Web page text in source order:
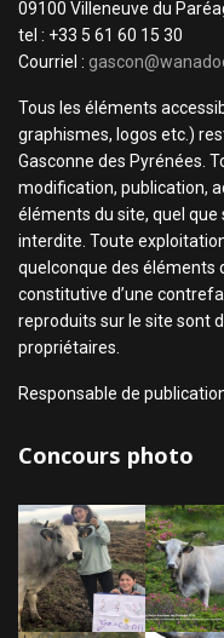
09100 Villeneuve du
tel : +33 5 61 60 15 30
Courriel :
Tous les éléments
graphismes, logos etc.)
Gasconne des Pyrénées.
modification, publication,
éléments du site, quel
interdite. Toute
quelconque des éléments
constitutive d’une
reproduits sur le site sont
propriétaires.
Responsable de
Concours photo